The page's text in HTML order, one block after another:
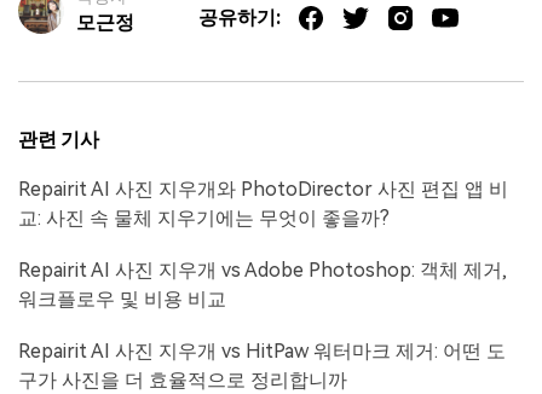
모근정 공유하기:
관련 기사
Repairit AI 사진 지우개와 PhotoDirector 사진 편집 앱 비
교: 사진 속 물체 지우기에는 무엇이 좋을까?
Repairit AI 사진 지우개 vs Adobe Photoshop: 객체 제거,
워크플로우 및 비용 비교
Repairit AI 사진 지우개 vs HitPaw 워터마크 제거: 어떤 도
구가 사진을 더 효율적으로 정리합니까